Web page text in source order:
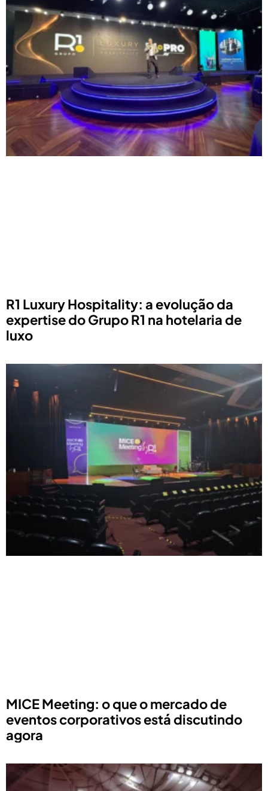
R1 Luxury Hospitality: a evolução da
expertise do Grupo R1 na hotelaria de
luxo
MICE Meeting: o que o mercado de
eventos corporativos está discutindo
agora